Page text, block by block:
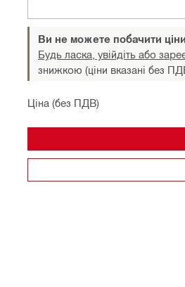
Ви не можете побачити
Будь ласка, увійдіть або
знижкою (ціни вказані без
Ціна (без ПДВ)